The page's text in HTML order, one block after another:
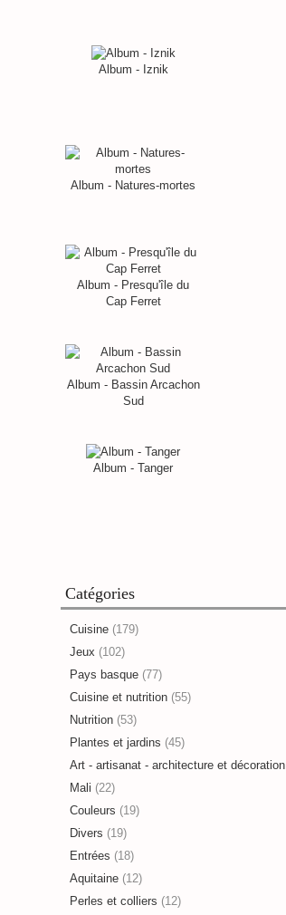
Album - Iznik
Album - Natures-mortes
Album - Presqu'île du
Cap Ferret
Album - Bassin Arcachon
Sud
Album - Tanger
Catégories
Cuisine (179)
Jeux (102)
Pays basque (77)
Cuisine et nutrition (55)
Nutrition (53)
Plantes et jardins (45)
Art - artisanat - architecture et décoration
Mali (22)
Couleurs (19)
Divers (19)
Entrées (18)
Aquitaine (12)
Perles et colliers (12)